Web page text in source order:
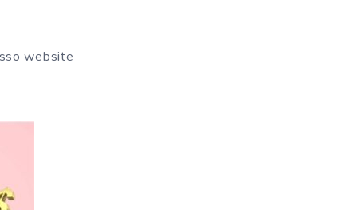
website